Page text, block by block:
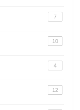
7
10
4
12